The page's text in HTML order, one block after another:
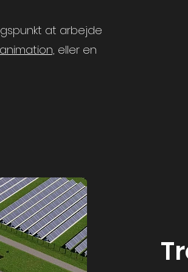
at arbejde
eller en